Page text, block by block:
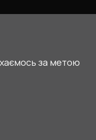
за метою